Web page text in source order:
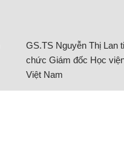
GS.TS Nguyễn Thị Lan
chức Giám đốc Học
Việt Nam